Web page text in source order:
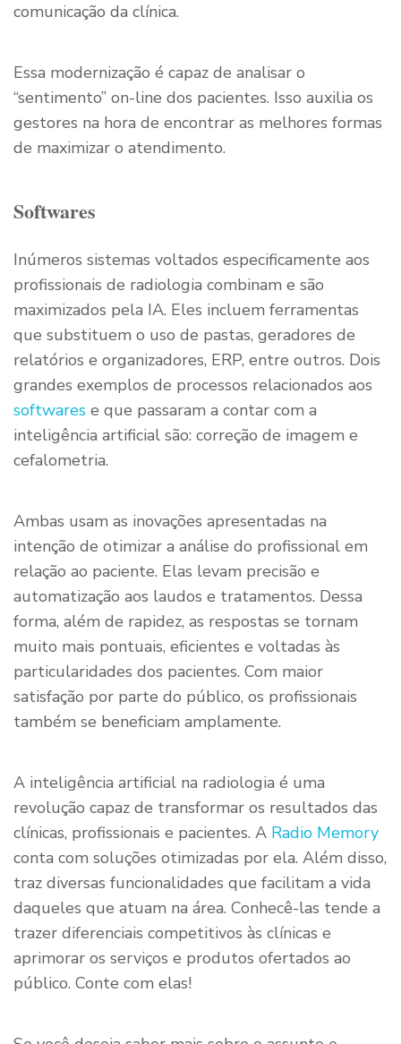
comunicação da clínica.
Essa modernização é capaz de analisar o
“sentimento” on-line dos pacientes. Isso auxilia os
gestores na hora de encontrar as melhores formas
de maximizar o atendimento.
Softwares
Inúmeros sistemas voltados especificamente aos
profissionais de radiologia combinam e são
maximizados pela IA. Eles incluem ferramentas
que substituem o uso de pastas, geradores de
relatórios e organizadores, ERP, entre outros. Dois
grandes exemplos de processos relacionados aos
softwares e que passaram a contar com a
inteligência artificial são: correção de imagem e
cefalometria.
Ambas usam as inovações apresentadas na
intenção de otimizar a análise do profissional em
relação ao paciente. Elas levam precisão e
automatização aos laudos e tratamentos. Dessa
forma, além de rapidez, as respostas se tornam
muito mais pontuais, eficientes e voltadas às
particularidades dos pacientes. Com maior
satisfação por parte do público, os profissionais
também se beneficiam amplamente.
A inteligência artificial na radiologia é uma
revolução capaz de transformar os resultados das
clínicas, profissionais e pacientes. A Radio Memory
conta com soluções otimizadas por ela. Além disso,
traz diversas funcionalidades que facilitam a vida
daqueles que atuam na área. Conhecê-las tende a
trazer diferenciais competitivos às clínicas e
aprimorar os serviços e produtos ofertados ao
público. Conte com elas!